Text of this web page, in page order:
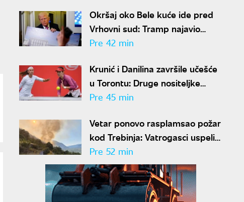
Okršaj oko Bele kuće ide pred
Vrhovni sud: Tramp najavio
žalbu nakon što su mu blokirani
Pre 42 min
Krunić i Danilina završile učešće
u Torontu: Druge nositeljke
ispale već na startu
Pre 45 min
Vetar ponovo rasplamsao požar
kod Trebinja: Vatrogasci uspeli
da ga lokalizuju
Pre 52 min